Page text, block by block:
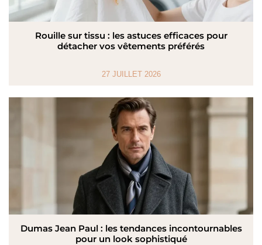
Rouille sur tissu : les astuces efficaces pour
détacher vos vêtements préférés
27 JUILLET 2026
Dumas Jean Paul : les tendances incontournables
pour un look sophistiqué